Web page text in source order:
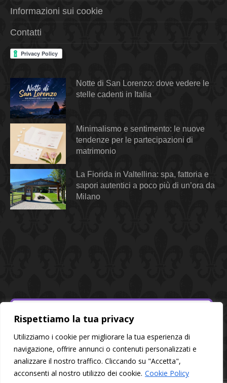
Rispettiamo la tua privacy
Utilizziamo i cookie per migliorare la tua esperienza di
navigazione, offrire annunci o contenuti personalizzati e
analizzare il nostro traffico. Cliccando su "Accetta",
acconsenti al nostro utilizzo dei cookie. Cookie Policy
Informazioni sui cookie
Contatti
Notte di San Lorenzo: dove vedere le
stelle cadenti in Italia
Minimalismo e sentimento: le nuove
tendenze per le partecipazioni di
matrimonio
La Fiorida in Valtellina: spa, fattoria e
sapori autentici a poco più di un’ora da
Milano